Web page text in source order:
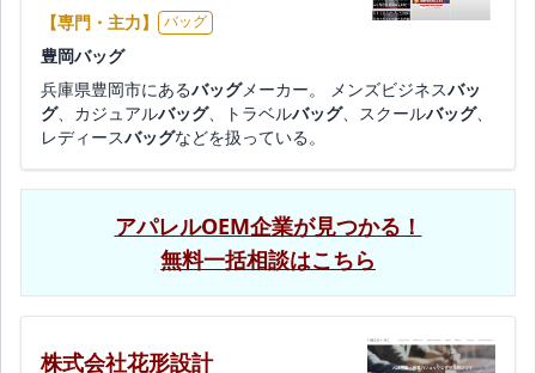
【専門・主力】 バッグ
豊岡バッグ
兵庫県豊岡市にあるバッグメーカー。 メンズビジネスバッ
グ、カジュアルバッグ、トラベルバッグ、スクールバッグ、
レディースバッグなどを扱っている。
アパレルOEM企業が見つかる！
無料一括相談はこちら
株式会社花形設計